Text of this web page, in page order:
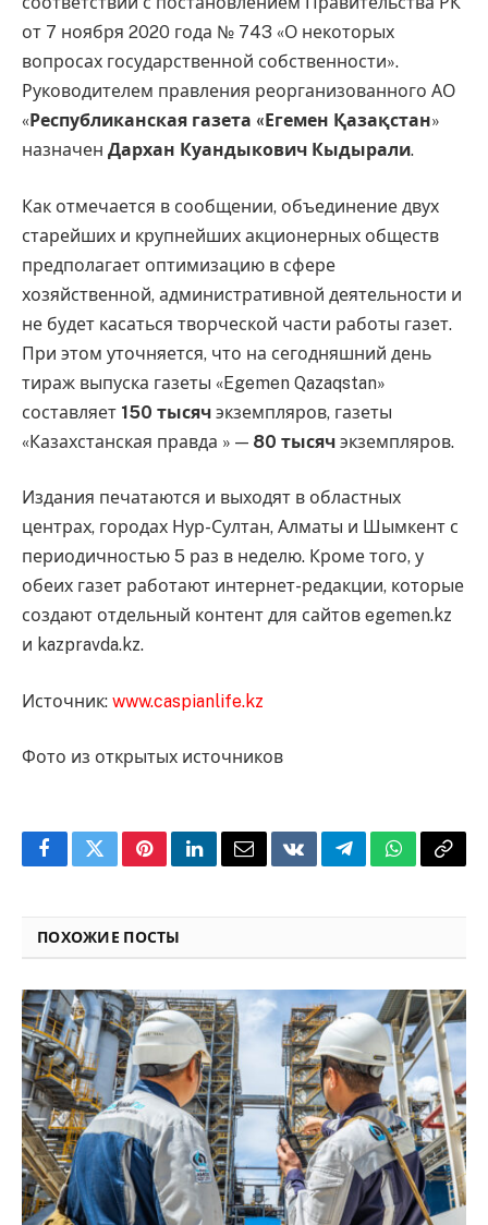
от 7 ноября 2020 года № 743 «О некоторых
вопросах государственной собственности».
Руководителем правления реорганизованного АО
«Республиканская газета «Егемен Қазақстан»
назначен Дархан Куандыкович Кыдырали.
Как отмечается в сообщении, объединение двух
старейших и крупнейших акционерных обществ
предполагает оптимизацию в сфере
хозяйственной, административной деятельности и
не будет касаться творческой части работы газет.
При этом уточняется, что на сегодняшний день
тираж выпуска газеты «Egemen Qazaqstan»
составляет 150 тысяч экземпляров, газеты
«Казахстанская правда » — 80 тысяч экземпляров.
Издания печатаются и выходят в областных
центрах, городах Нур-Султан, Алматы и Шымкент с
периодичностью 5 раз в неделю. Кроме того, у
обеих газет работают интернет-редакции, которые
создают отдельный контент для сайтов egemen.kz
и kazpravda.kz.
Источник: www.caspianlife.kz
Фото из открытых источников
FacebookTwitterPinterestLinkedInEmailVKontakteTelegramWhatsApp
Copy
ПОХОЖИЕ ПОСТЫ